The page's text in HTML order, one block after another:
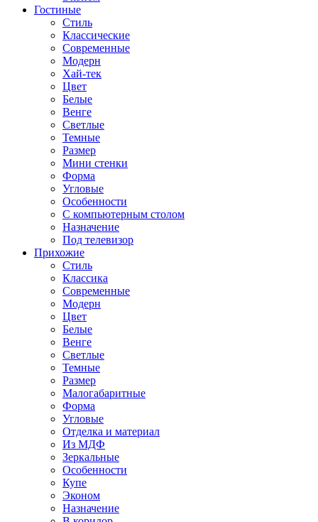
Гостиные
Стиль
Классические
Современные
Модерн
Хай-тек
Цвет
Белые
Венге
Светлые
Темные
Размер
Мини стенки
Форма
Угловые
Особенности
С компьютерным столом
Назначение
Под телевизор
Прихожие
Стиль
Классика
Современные
Модерн
Цвет
Белые
Венге
Светлые
Темные
Размер
Малогабаритные
Форма
Угловые
Отделка и материал
Из МДФ
Зеркальные
Особенности
Купе
Эконом
Назначение